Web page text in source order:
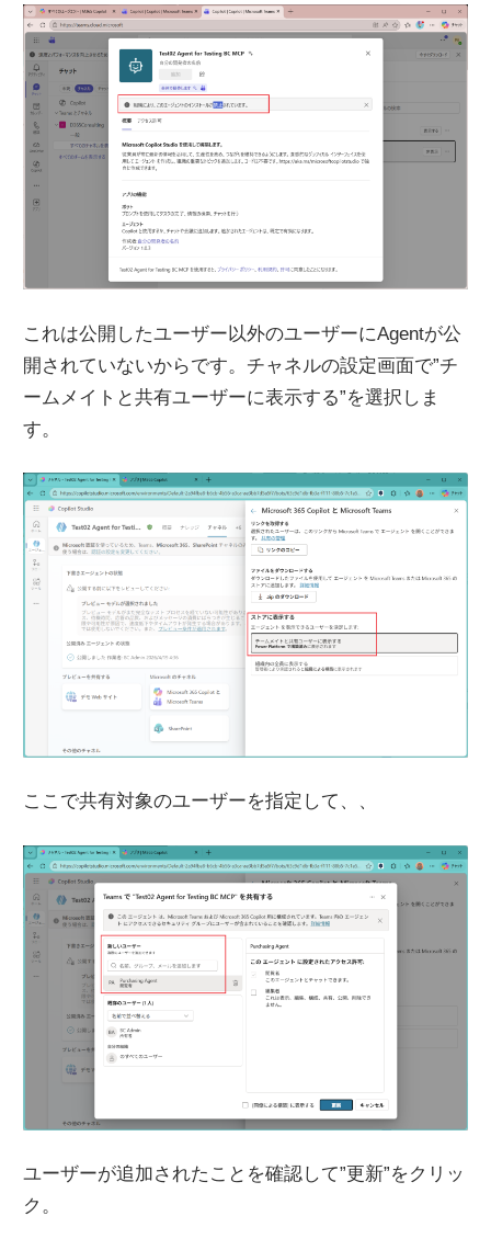
これは公開したユーザー以外のユーザーにAgentが公
開されていないからです。チャネルの設定画面で”チ
ームメイトと共有ユーザーに表示する”を選択しま
す。
ここで共有対象のユーザーを指定して、、
ユーザーが追加されたことを確認して”更新”をクリッ
ク。